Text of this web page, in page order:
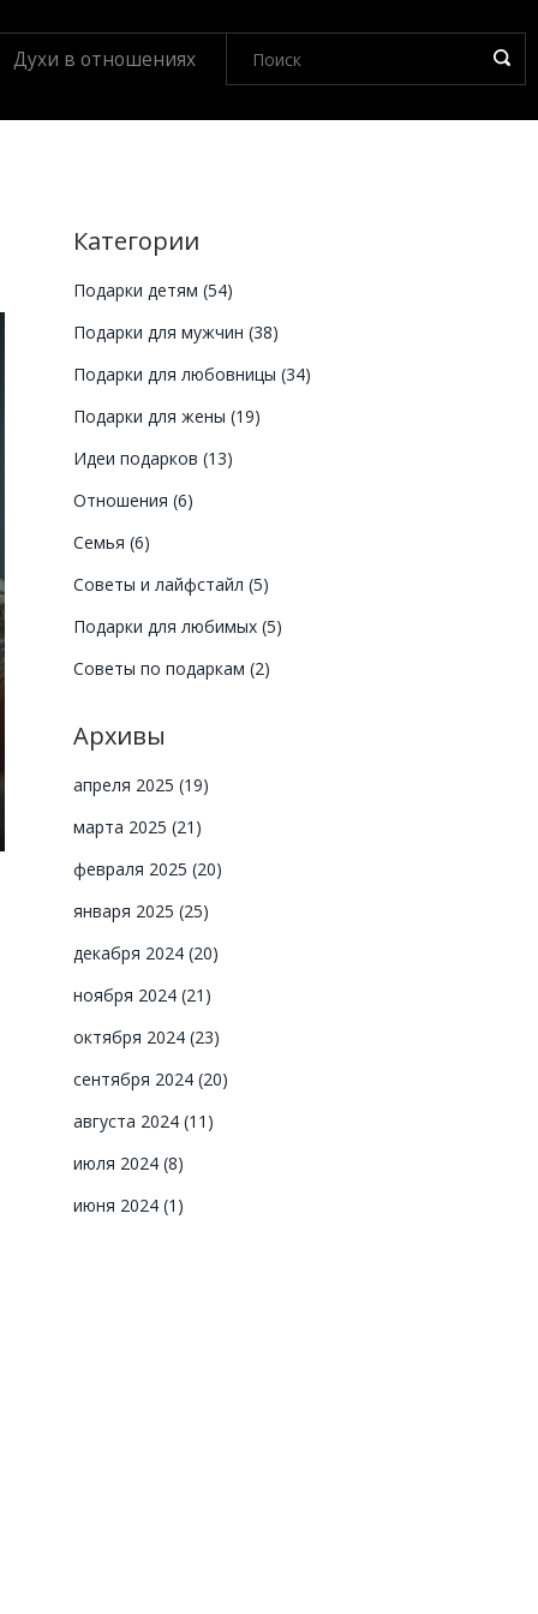
Духи в отношениях
Категории
Подарки детям (54)
Подарки для мужчин (38)
Подарки для любовницы (34)
Подарки для жены (19)
Идеи подарков (13)
Отношения (6)
Семья (6)
Советы и лайфстайл (5)
Подарки для любимых (5)
Советы по подаркам (2)
Архивы
апреля 2025 (19)
марта 2025 (21)
февраля 2025 (20)
января 2025 (25)
декабря 2024 (20)
ноября 2024 (21)
октября 2024 (23)
сентября 2024 (20)
августа 2024 (11)
июля 2024 (8)
июня 2024 (1)